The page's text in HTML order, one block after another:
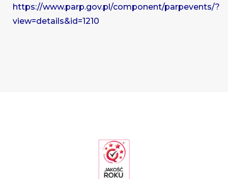
https://www.parp.gov.pl/component/parpevents/?
view=details&id=1210